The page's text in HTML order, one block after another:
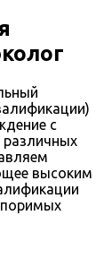
с
высоким